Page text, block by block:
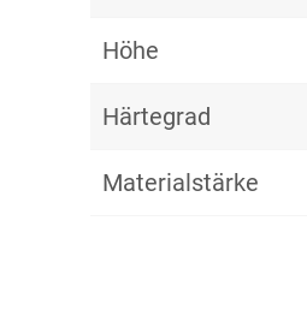
Höhe
Härtegrad
Materialstärke